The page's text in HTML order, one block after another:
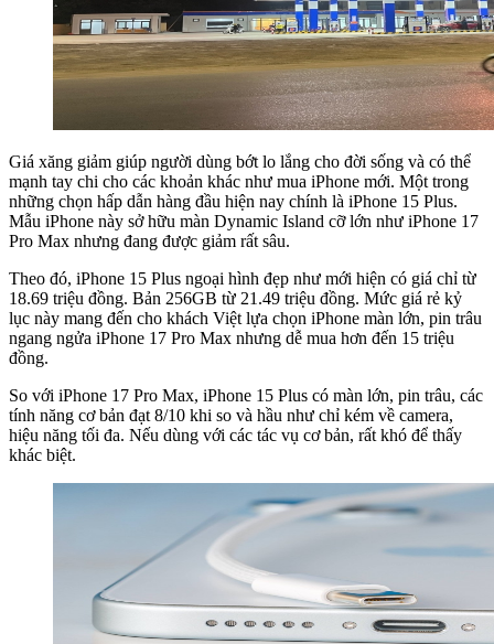
Giá xăng giảm giúp người dùng bớt lo lắng cho đời sống và có thể
mạnh tay chi cho các khoản khác như mua iPhone mới. Một trong
những chọn hấp dẫn hàng đầu hiện nay chính là iPhone 15 Plus.
Mẫu iPhone này sở hữu màn Dynamic Island cỡ lớn như iPhone 17
Pro Max nhưng đang được giảm rất sâu.
Theo đó, iPhone 15 Plus ngoại hình đẹp như mới hiện có giá chỉ từ
18.69 triệu đồng. Bản 256GB từ 21.49 triệu đồng. Mức giá rẻ kỷ
lục này mang đến cho khách Việt lựa chọn iPhone màn lớn, pin trâu
ngang ngửa iPhone 17 Pro Max nhưng dễ mua hơn đến 15 triệu
đồng.
So với iPhone 17 Pro Max, iPhone 15 Plus có màn lớn, pin trâu, các
tính năng cơ bản đạt 8/10 khi so và hầu như chỉ kém về camera,
hiệu năng tối đa. Nếu dùng với các tác vụ cơ bản, rất khó để thấy
khác biệt.